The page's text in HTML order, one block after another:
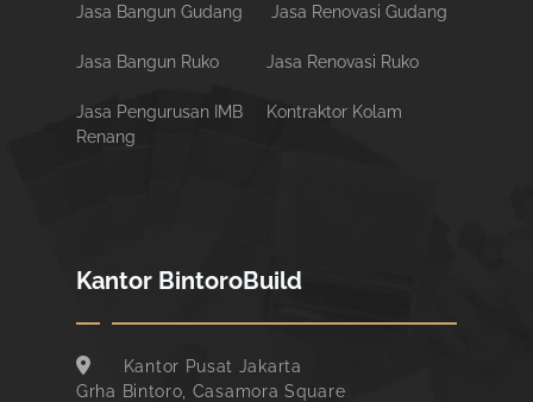
Jasa Bangun Gudang Jasa Renovasi Gudang
Jasa Bangun Ruko Jasa Renovasi Ruko
Jasa Pengurusan IMB
Kontraktor Kolam
Renang
Kantor BintoroBuild
Kantor Pusat Jakarta
Grha Bintoro, Casamora Square